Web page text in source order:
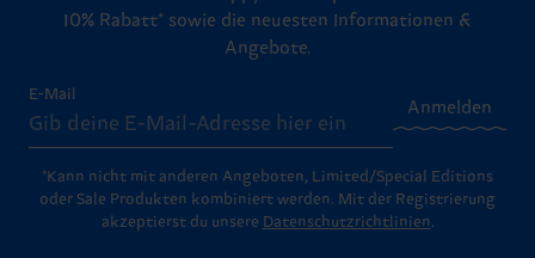
10% Rabatt* sowie die neuesten Informationen &
Angebote.
E-Mail
Anmelden
*Kann nicht mit anderen Angeboten, Limited/Special Editions
oder Sale Produkten kombiniert werden. Mit der Registrierung
akzeptierst du unsere Datenschutzrichtlinien.